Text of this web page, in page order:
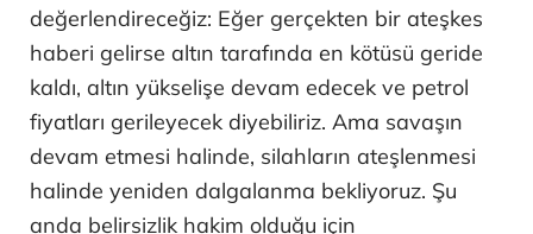
değerlendireceğiz: Eğer gerçekten bir ateşkes
haberi gelirse altın tarafında en kötüsü geride
kaldı, altın yükselişe devam edecek ve petrol
fiyatları gerileyecek diyebiliriz. Ama savaşın
devam etmesi halinde, silahların ateşlenmesi
halinde yeniden dalgalanma bekliyoruz. Şu
anda belirsizlik hakim olduğu için